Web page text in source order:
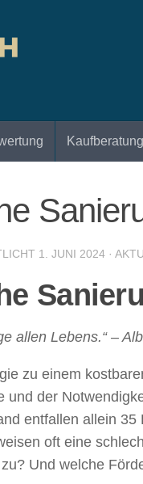
Kaufberatung
1. JUNI 2024 ·
allen Lebens.“ –
zu einem
und der
entfallen allein
oft eine
Und welche